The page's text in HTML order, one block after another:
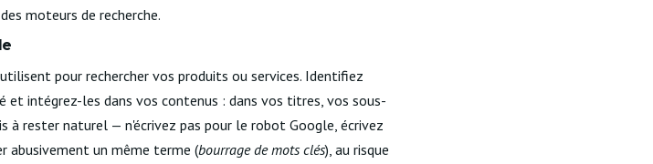
moteurs de recherche.
pour rechercher vos produits ou services. Identifiez
intégrez-les dans vos contenus : dans vos titres, vos sous-
rester naturel — n'écrivez pas pour le robot Google, écrivez
abusivement un même terme (bourrage de mots clés), au risque